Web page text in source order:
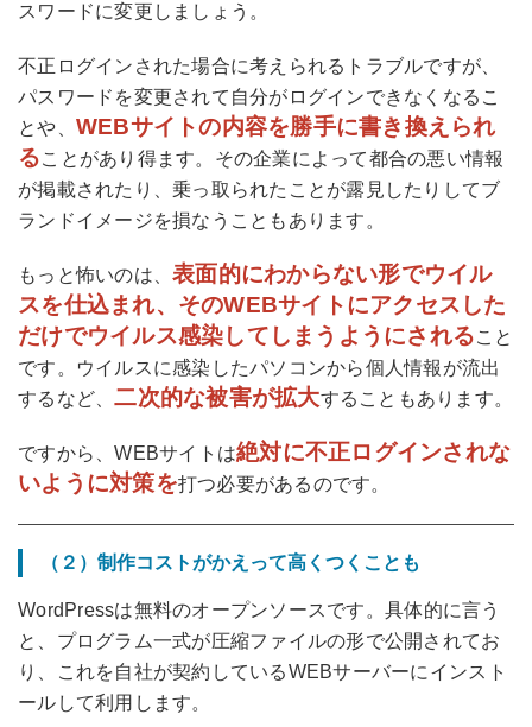
スワードに変更しましょう。
不正ログインされた場合に考えられるトラブルですが、
パスワードを変更されて自分がログインできなくなるこ
とや、 WEBサイトの内容を勝手に書き換えられ
ることがあり得ます。その企業によって都合の悪い情報
が掲載されたり、乗っ取られたことが露見したりしてブ
ランドイメージを損なうこともあります。
もっと怖いのは、表面的にわからない形でウイル
スを仕込まれ、そのWEBサイトにアクセスした
だけでウイルス感染してしまうようにされること
です。ウイルスに感染したパソコンから個人情報が流出
するなど、二次的な被害が拡大することもあります。
ですから、WEBサイトは絶対に不正ログインされな
いように対策を打つ必要があるのです。
（２）制作コストがかえって高くつくことも
WordPressは無料のオープンソースです。具体的に言う
と、プログラム一式が圧縮ファイルの形で公開されてお
り、これを自社が契約しているWEBサーバーにインスト
ールして利用します。